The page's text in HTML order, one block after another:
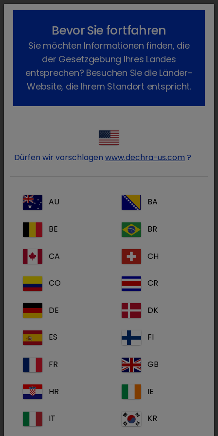
lock_outline search menu
Kalium-Glukonat
Zurück
Kalium-Glukonat Albrecht
Katzen und Hunde
Zum Ausgleich ernährungsbedingter
Bedarfs.
Wirkstoff(e):
Gluconat), Weizen, Mais,
Geflügelfleisch, Griebenmehl,
Geflügelfett, Geflügelleber
(hydrolisiert), Dicalciumphosphat,
leicht gehäufter Messlöffel = 1 g
Pulver = 468 mg Kalium-Glukonat =
Bevor Sie fortfahren
Sie möchten Informationen finden, die
der Gesetzgebung Ihres Landes
entsprechen? Besuchen Sie die Länder-
Website, die Ihrem Standort entspricht.
Dürfen wir vorschlagenwww.dechra-us.com ?
AU BA
BE BR
CA CH
CO CR
DE DK
ES FI
FR GB
HR IE
IT KR